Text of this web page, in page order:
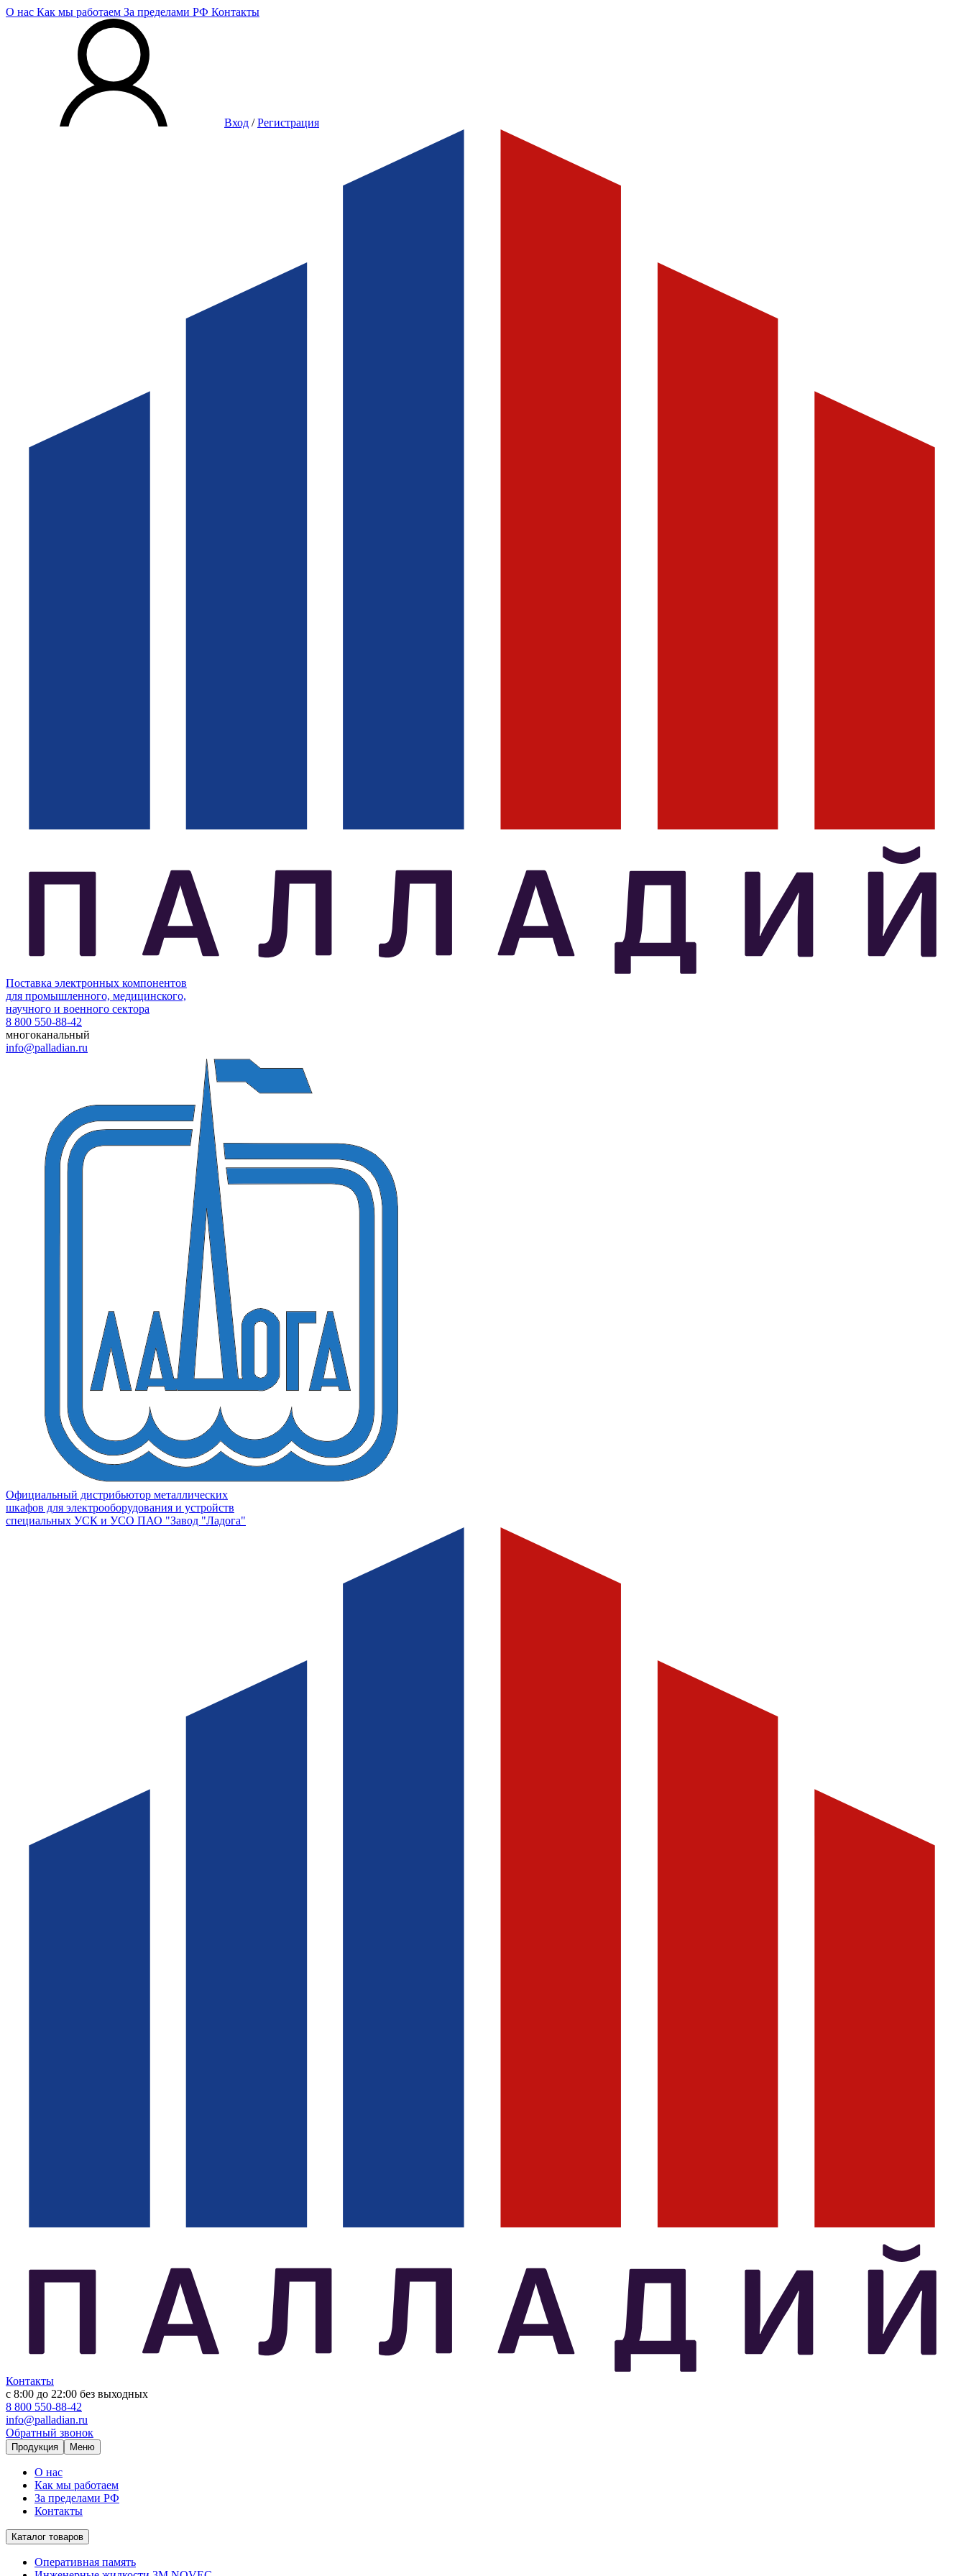
О нас Как мы работаем За пределами РФ Контакты
Вход /Регистрация
Поставка электронных компонентов
для промышленного, медицинского,
научного и военного сектора
8 800 550-88-42
многоканальный
info@palladian.ru
Официальный дистрибьютор металлических
шкафов для электрооборудования и устройств
специальных УСК и УСО ПАО "Завод "Ладога"
Контакты
с 8:00 до 22:00 без выходных
8 800 550-88-42
info@palladian.ru
Обратный звонок
Продукция Меню
О нас
Как мы работаем
За пределами РФ
Контакты
Каталог товаров
Оперативная память